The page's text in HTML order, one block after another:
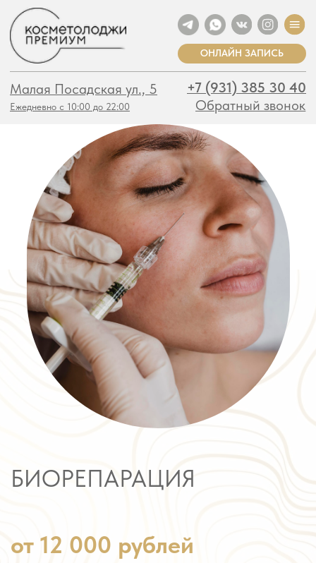
+7 (931) 385 30 40
Обратный звонок
Малая Посадская ул., 5
ОНЛАЙН ЗАПИСЬ
МГНОВЕННЫЙ РЕЗУЛЬТАТ
БИОРЕПАРАЦИЯ
от 12 000 рублей
ОТСУТСТВИЕ РУБЦОВ